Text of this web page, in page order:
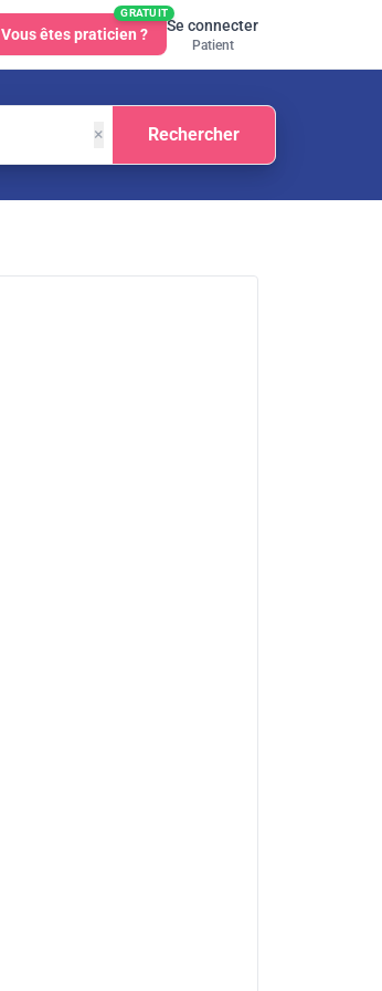
Vous êtes praticien ?
GRATUIT
Se connecter
Patient
× Rechercher